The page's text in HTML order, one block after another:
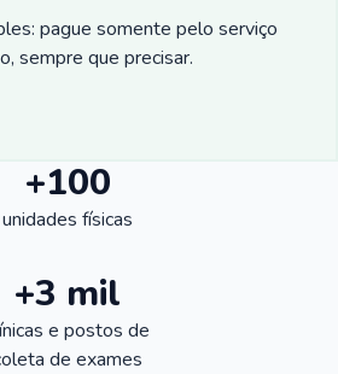
pague somente pelo serviço
sempre que precisar.
+100
unidades físicas
+3 mil
e postos de
de exames